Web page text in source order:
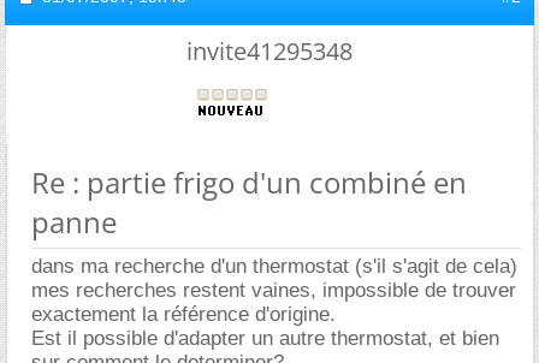
invite41295348
Re : partie frigo d'un combiné en
panne
dans ma recherche d'un thermostat (s'il s'agit de cela)
mes recherches restent vaines, impossible de trouver
exactement la référence d'origine.
Est il possible d'adapter un autre thermostat, et bien